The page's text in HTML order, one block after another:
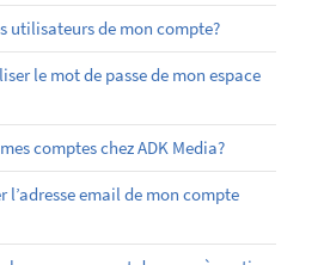
utilisateurs de mon compte?
le mot de passe de mon espace
comptes chez ADK Media?
email de mon compte